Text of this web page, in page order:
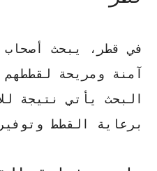
في قطر، يبحث
آمنة ومريحة
البحث يأتي نتيجة
برعاية القطط